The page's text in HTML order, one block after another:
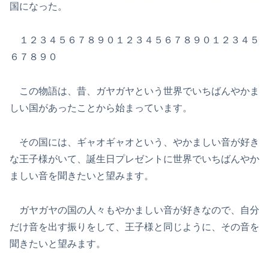
国になった。
１２３４５６７８９０１２３４５６７８９０１２３４５
６７８９０
この物語は、昔、ガヤガヤという世界でいちばんやかま
しい国があったことから始まっています。
その国には、ギャオギャオという、やかましい音が好き
な王子様がいて、誕生日プレゼントに世界でいちばんやか
ましい音を聞きたいと望みます。
ガヤガヤの国の人々もやかましい音が好きなので、自分
だけ音を出す振りをして、王子様と同じように、その音を
聞きたいと望みます。